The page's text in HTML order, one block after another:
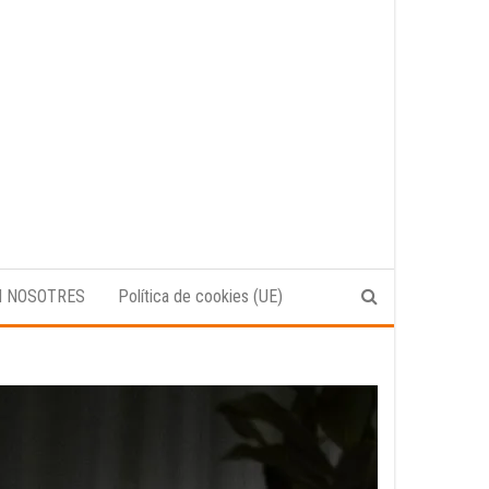
NOSOTRES Política de cookies (UE)